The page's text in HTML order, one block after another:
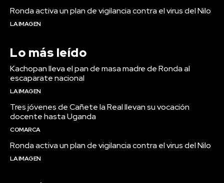
Ronda activa un plan de vigilancia contra el virus del Nilo
LA IMAGEN
Lo más leído
Kachopan lleva el pan de masa madre de Ronda al
escaparate nacional
LA IMAGEN
Tres jóvenes de Cañete la Real llevan su vocación
docente hasta Uganda
COMARCA
Ronda activa un plan de vigilancia contra el virus del Nilo
LA IMAGEN